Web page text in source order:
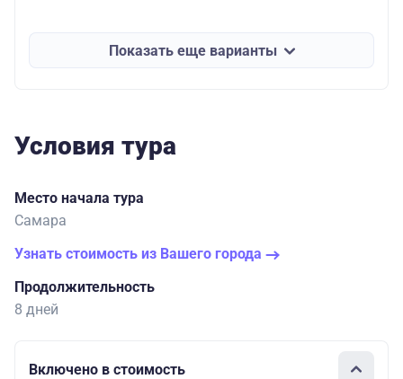
Показать еще варианты
Условия тура
Место начала тура
Самара
Узнать стоимость из Вашего города
Продолжительность
8 дней
Включено в стоимость